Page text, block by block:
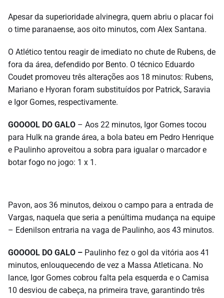
Apesar da superioridade alvinegra, quem abriu o placar foi
o time paranaense, aos oito minutos, com Alex Santana.
O Atlético tentou reagir de imediato no chute de Rubens, de
fora da área, defendido por Bento. O técnico Eduardo
Coudet promoveu três alterações aos 18 minutos: Rubens,
Mariano e Hyoran foram substituídos por Patrick, Saravia
e Igor Gomes, respectivamente.
GOOOOL DO GALO – Aos 22 minutos, Igor Gomes tocou
para Hulk na grande área, a bola bateu em Pedro Henrique
e Paulinho aproveitou a sobra para igualar o marcador e
botar fogo no jogo: 1 x 1.
Pavon, aos 36 minutos, deixou o campo para a entrada de
Vargas, naquela que seria a penúltima mudança na equipe
– Edenilson entraria na vaga de Paulinho, aos 43 minutos.
GOOOOL DO GALO – Paulinho fez o gol da vitória aos 41
minutos, enlouquecendo de vez a Massa Atleticana. No
lance, Igor Gomes cobrou falta pela esquerda e o Camisa
10 desviou de cabeça, na primeira trave, garantindo três